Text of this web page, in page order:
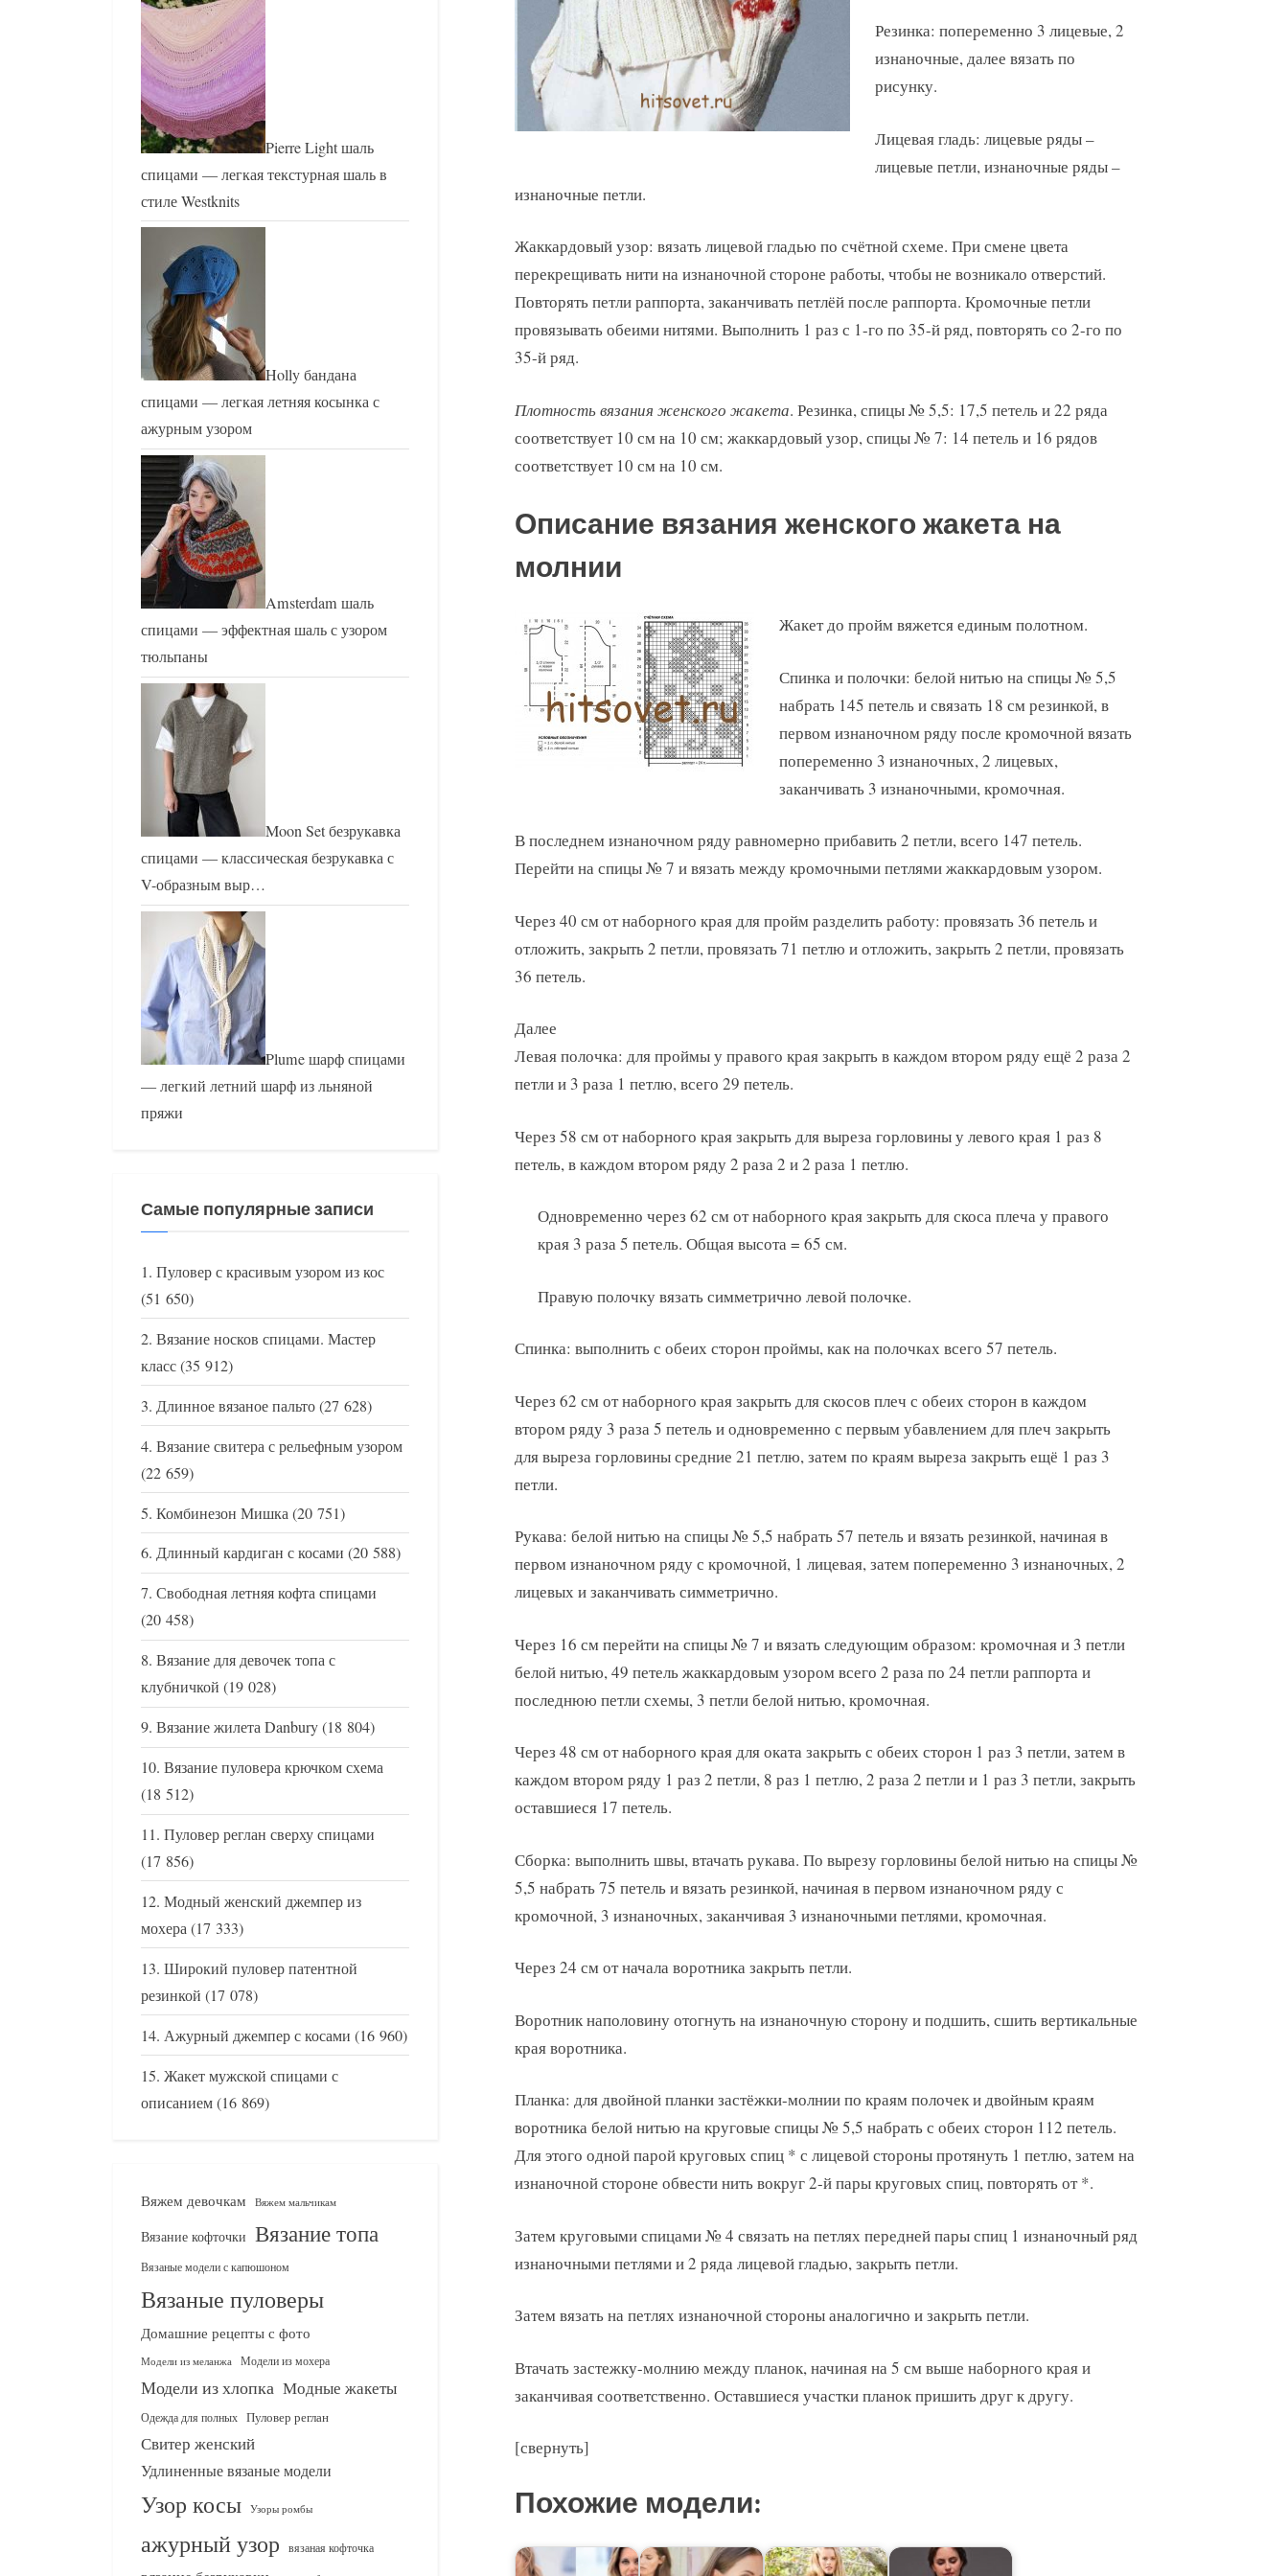
Резинка: попеременно 3 лицевые, 2
изнаночные, далее вязать по
рисунку.
Лицевая гладь: лицевые ряды –
лицевые петли, изнаночные ряды –
изнаночные петли.
Жаккардовый узор: вязать лицевой гладью по счётной схеме. При смене цвета
перекрещивать нити на изнаночной стороне работы, чтобы не возникало отверстий.
Повторять петли раппорта, заканчивать петлёй после раппорта. Кромочные петли
провязывать обеими нитями. Выполнить 1 раз с 1-го по 35-й ряд, повторять со 2-го по
35-й ряд.
Плотность вязания женского жакета. Резинка, спицы № 5,5: 17,5 петель и 22 ряда
соответствует 10 см на 10 см; жаккардовый узор, спицы № 7: 14 петель и 16 рядов
соответствует 10 см на 10 см.
Описание вязания женского жакета на
молнии
Жакет до пройм вяжется единым полотном.
Спинка и полочки: белой нитью на спицы № 5,5
набрать 145 петель и связать 18 см резинкой, в
первом изнаночном ряду после кромочной вязать
попеременно 3 изнаночных, 2 лицевых,
заканчивать 3 изнаночными, кромочная.
В последнем изнаночном ряду равномерно прибавить 2 петли, всего 147 петель.
Перейти на спицы № 7 и вязать между кромочными петлями жаккардовым узором.
Через 40 см от наборного края для пройм разделить работу: провязать 36 петель и
отложить, закрыть 2 петли, провязать 71 петлю и отложить, закрыть 2 петли, провязать
36 петель.
Далее
Левая полочка: для проймы у правого края закрыть в каждом втором ряду ещё 2 раза 2
петли и 3 раза 1 петлю, всего 29 петель.
Через 58 см от наборного края закрыть для выреза горловины у левого края 1 раз 8
петель, в каждом втором ряду 2 раза 2 и 2 раза 1 петлю.
Одновременно через 62 см от наборного края закрыть для скоса плеча у правого
края 3 раза 5 петель. Общая высота = 65 см.
Правую полочку вязать симметрично левой полочке.
Спинка: выполнить с обеих сторон проймы, как на полочках всего 57 петель.
Через 62 см от наборного края закрыть для скосов плеч с обеих сторон в каждом
втором ряду 3 раза 5 петель и одновременно с первым убавлением для плеч закрыть
для выреза горловины средние 21 петлю, затем по краям выреза закрыть ещё 1 раз 3
петли.
Рукава: белой нитью на спицы № 5,5 набрать 57 петель и вязать резинкой, начиная в
первом изнаночном ряду с кромочной, 1 лицевая, затем попеременно 3 изнаночных, 2
лицевых и заканчивать симметрично.
Через 16 см перейти на спицы № 7 и вязать следующим образом: кромочная и 3 петли
белой нитью, 49 петель жаккардовым узором всего 2 раза по 24 петли раппорта и
последнюю петли схемы, 3 петли белой нитью, кромочная.
Через 48 см от наборного края для оката закрыть с обеих сторон 1 раз 3 петли, затем в
каждом втором ряду 1 раз 2 петли, 8 раз 1 петлю, 2 раза 2 петли и 1 раз 3 петли, закрыть
оставшиеся 17 петель.
Сборка: выполнить швы, втачать рукава. По вырезу горловины белой нитью на спицы №
5,5 набрать 75 петель и вязать резинкой, начиная в первом изнаночном ряду с
кромочной, 3 изнаночных, заканчивая 3 изнаночными петлями, кромочная.
Через 24 см от начала воротника закрыть петли.
Воротник наполовину отогнуть на изнаночную сторону и подшить, сшить вертикальные
края воротника.
Планка: для двойной планки застёжки-молнии по краям полочек и двойным краям
воротника белой нитью на круговые спицы № 5,5 набрать с обеих сторон 112 петель.
Для этого одной парой круговых спиц * с лицевой стороны протянуть 1 петлю, затем на
изнаночной стороне обвести нить вокруг 2-й пары круговых спиц, повторять от *.
Затем круговыми спицами № 4 связать на петлях передней пары спиц 1 изнаночный ряд
изнаночными петлями и 2 ряда лицевой гладью, закрыть петли.
Затем вязать на петлях изнаночной стороны аналогично и закрыть петли.
Втачать застежку-молнию между планок, начиная на 5 см выше наборного края и
заканчивая соответственно. Оставшиеся участки планок пришить друг к другу.
[свернуть]
Похожие модели:
Pierre Light шаль
спицами — легкая текстурная шаль в
стиле Westknits
Holly бандана
спицами — легкая летняя косынка с
ажурным узором
Amsterdam шаль
спицами — эффектная шаль с узором
тюльпаны
Moon Set безрукавка
спицами — классическая безрукавка с
V-образным выр…
Plume шарф спицами
— легкий летний шарф из льняной
пряжи
Самые популярные записи
Пуловер с красивым узором из кос
(51 650)
Вязание носков спицами. Мастер
класс(35 912)
Длинное вязаное пальто(27 628)
Вязание свитера с рельефным узором
(22 659)
Комбинезон Мишка(20 751)
Длинный кардиган с косами (20 588)
Свободная летняя кофта спицами
(20 458)
Вязание для девочек топа с
клубничкой (19 028)
Вязание жилета Danbury(18 804)
Вязание пуловера крючком схема
(18 512)
Пуловер реглан сверху спицами
(17 856)
Модный женский джемпер из
мохера(17 333)
Широкий пуловер патентной
резинкой (17 078)
Ажурный джемпер с косами (16 960)
Жакет мужской спицами с
описанием(16 869)
Вяжем девочкам Вяжем мальчикам
Вязание кофточки Вязание топа
Вязаные модели с капюшоном
Вязаные пуловеры
Домашние рецепты с фото
Модели из меланжа Модели из мохера
Модели из хлопка Модные жакеты
Одежда для полных Пуловер реглан
Свитер женский
Удлиненные вязаные модели
Узор косы Узоры ромбы
ажурный узор вязаная кофточка